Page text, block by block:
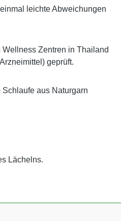
leichte Abweichungen
Zentren in Thailand
geprüft.
aus Naturgarn
Lächelns.